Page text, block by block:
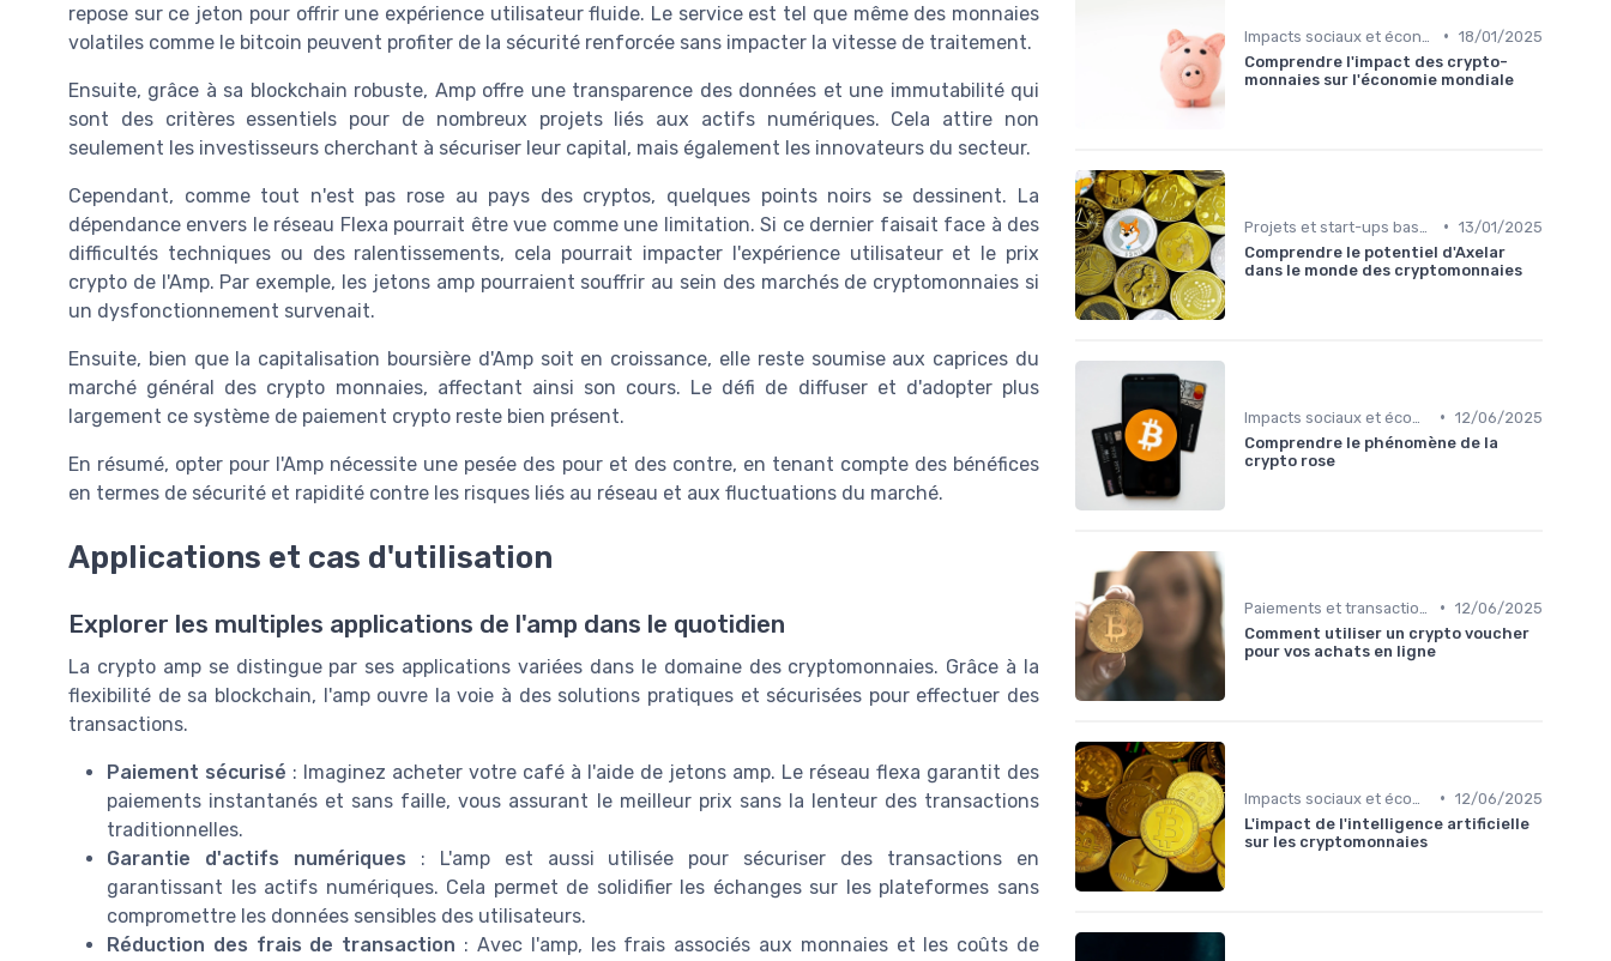
repose sur ce jeton pour offrir une expérience utilisateur fluide. Le service est tel que même des monnaies
volatiles comme le bitcoin peuvent profiter de la sécurité renforcée sans impacter la vitesse de traitement.
Ensuite, grâce à sa blockchain robuste, Amp offre une transparence des données et une immutabilité qui
sont des critères essentiels pour de nombreux projets liés aux actifs numériques. Cela attire non
seulement les investisseurs cherchant à sécuriser leur capital, mais également les innovateurs du secteur.
Cependant, comme tout n'est pas rose au pays des cryptos, quelques points noirs se dessinent. La
dépendance envers le réseau Flexa pourrait être vue comme une limitation. Si ce dernier faisait face à des
difficultés techniques ou des ralentissements, cela pourrait impacter l'expérience utilisateur et le prix
crypto de l'Amp. Par exemple, les jetons amp pourraient souffrir au sein des marchés de cryptomonnaies si
un dysfonctionnement survenait.
Ensuite, bien que la capitalisation boursière d'Amp soit en croissance, elle reste soumise aux caprices du
marché général des crypto monnaies, affectant ainsi son cours. Le défi de diffuser et d'adopter plus
largement ce système de paiement crypto reste bien présent.
En résumé, opter pour l'Amp nécessite une pesée des pour et des contre, en tenant compte des bénéfices
en termes de sécurité et rapidité contre les risques liés au réseau et aux fluctuations du marché.
Applications et cas d'utilisation
Explorer les multiples applications de l'amp dans le quotidien
La crypto amp se distingue par ses applications variées dans le domaine des cryptomonnaies. Grâce à la
flexibilité de sa blockchain, l'amp ouvre la voie à des solutions pratiques et sécurisées pour effectuer des
transactions.
Paiement sécurisé : Imaginez acheter votre café à l'aide de jetons amp. Le réseau flexa garantit des
paiements instantanés et sans faille, vous assurant le meilleur prix sans la lenteur des transactions
traditionnelles.
Garantie d'actifs numériques : L'amp est aussi utilisée pour sécuriser des transactions en
garantissant les actifs numériques. Cela permet de solidifier les échanges sur les plateformes sans
compromettre les données sensibles des utilisateurs.
Réduction des frais de transaction : Avec l'amp, les frais associés aux monnaies et les coûts de
• 18/01/2025
Comprendre l'impact des crypto-
monnaies sur l'économie mondiale
• 13/01/2025
Comprendre le potentiel d'Axelar
dans le monde des cryptomonnaies
• 12/06/2025
Comprendre le phénomène de la
crypto rose
• 12/06/2025
Comment utiliser un crypto voucher
pour vos achats en ligne
• 12/06/2025
L'impact de l'intelligence artificielle
sur les cryptomonnaies